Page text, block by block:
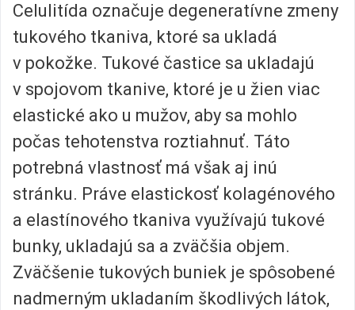
Celulitída označuje degeneratívne zmeny
tukového tkaniva, ktoré sa ukladá
v pokožke. Tukové častice sa ukladajú
v spojovom tkanive, ktoré je u žien viac
elastické ako u mužov, aby sa mohlo
počas tehotenstva roztiahnuť. Táto
potrebná vlastnosť má však aj inú
stránku. Práve elastickosť kolagénového
a elastínového tkaniva využívajú tukové
bunky, ukladajú sa a zväčšia objem.
Zväčšenie tukových buniek je spôsobené
nadmerným ukladaním škodlivých látok,